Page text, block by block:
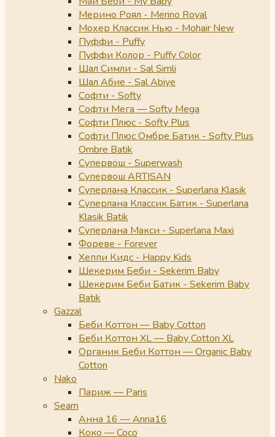
Мерино Роял - Merino Royal
Мохер Классик Нью - Mohair New
Пуффи - Puffy
Пуффи Колор - Puffy Color
Шал Симли - Sal Simli
Шал Абие - Sal Abiye
Софти - Softy
Софти Мега — Softy Mega
Софти Плюс - Softy Plus
Софти Плюс Омбре Батик - Softy Plus
Ombre Batik
Супервош - Superwash
Супервош ARTISAN
Суперлана Классик - Superlana Klasik
Суперлана Классик Батик - Superlana
Klasik Batik
Суперлана Макси - Superlana Maxi
Фореве - Forever
Хеппи Кидс - Happy Kids
Шекерим Беби - Sekerim Baby
Шекерим Беби Батик - Sekerim Baby
Batik
Gazzal
Беби Коттон — Baby Cotton
Беби Коттон XL — Baby Cotton XL
Органик Беби Коттон — Organic Baby
Cotton
Nako
Париж — Paris
Seam
Анна 16 — Anna16
Коко — Coco